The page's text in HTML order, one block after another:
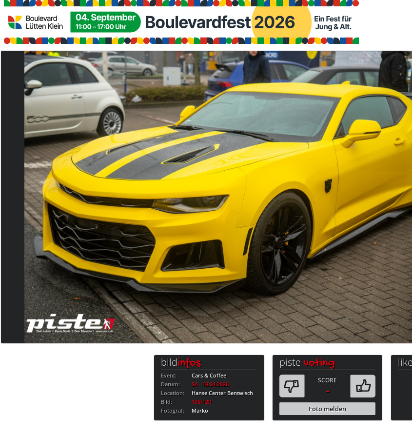
bildinfos
Event:
Cars & Coffee
Datum:
SA · 18.04.2026
Location:
Hanse Center Bentwisch
Bild:
105/120
Fotograf:
Marko
pistevoting
SCORE
-
Foto melden